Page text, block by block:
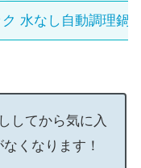
水なし自動調理鍋
してから気に入
くなります！